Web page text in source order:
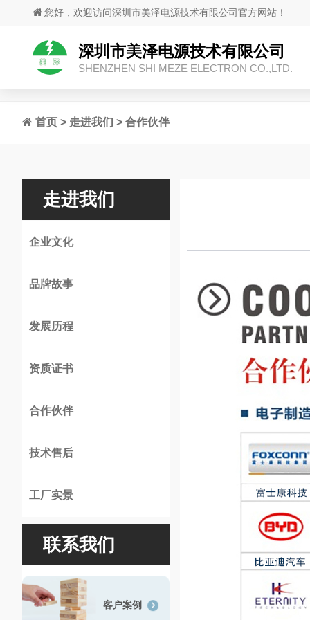
您好，欢迎访问深圳市美泽电源技术有限公司官方网站！
深圳市美泽电源技术有限公司
SHENZHEN SHI MEZE ELECTRON CO.,LTD.
首页 > 走进我们 > 合作伙伴
走进我们
企业文化
品牌故事
发展历程
资质证书
合作伙伴
技术售后
工厂实景
联系我们
客户案例